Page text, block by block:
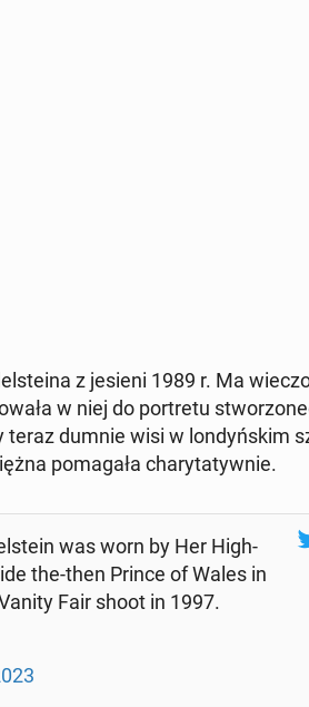
z jesieni 1989 r. Ma
w niej do por­tre­tu
teraz dumnie wisi w lon­dyń­skim
po­ma­ga­ła cha­ry­ta­tyw­nie.
was worn by Her Hi­gh­
the-then Prince of Wales in
Fair shoot in 1997.